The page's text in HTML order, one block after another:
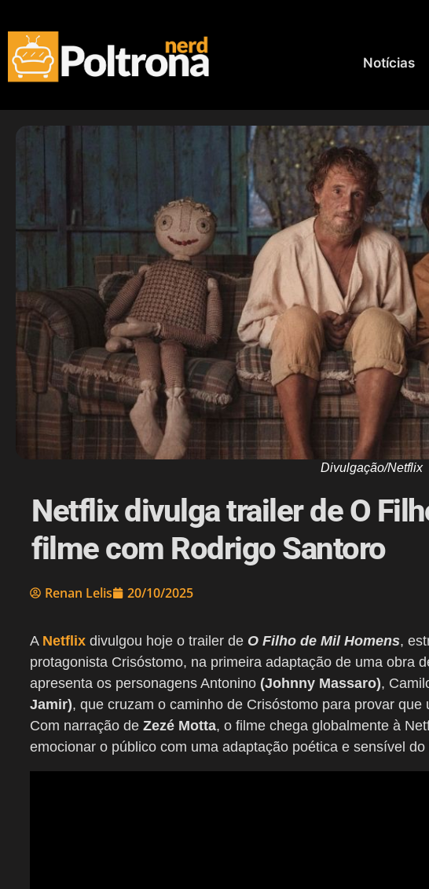
Notícias
Divulgação/Netflix
Netflix divulga trailer de O
filme com Rodrigo Santoro
Renan Lelis 20/10/2025
A Netflix divulgou hoje o trailer de O Filho de Mil Homens,
protagonista Crisóstomo, na primeira adaptação de uma obra
apresenta os personagens Antonino (Johnny Massaro),
Jamir), que cruzam o caminho de Crisóstomo para provar que
Com narração de Zezé Motta, o filme chega globalmente à
emocionar o público com uma adaptação poética e sensível